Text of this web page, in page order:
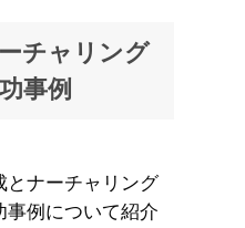
チャリング
事例
とナーチャリング
事例について紹介